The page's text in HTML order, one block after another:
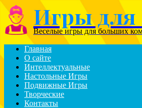
Menu Игры
Веселые игры для больших
Главная
О сайте
Интеллектуальные
Настольные Игры
Подвижные Игры
Творческие
Контакты